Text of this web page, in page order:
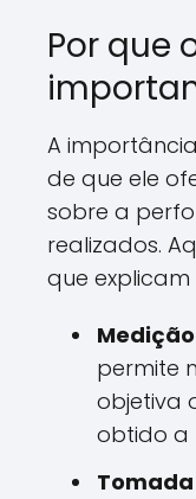
Por que
A
de que ele
sobre a
realizados.
que explicam
permite
objetiva
obtido a